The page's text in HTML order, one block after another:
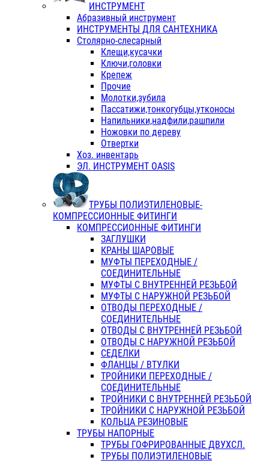
ИНСТРУМЕНТ
Абразивный инструмент
ИНСТРУМЕНТЫ ДЛЯ САНТЕХНИКА
Столярно-слесарный
Клещи,кусачки
Ключи,головки
Крепеж
Прочие
Молотки,зубила
Пассатижи,тонкогубцы,утконосы
Напильники,надфили,рашпили
Ножовки по дереву
Отвертки
Хоз. инвентарь
ЭЛ. ИНСТРУМЕНТ OASIS
ТРУБЫ ПОЛИЭТИЛЕНОВЫЕ-
КОМПРЕССИОННЫЕ ФИТИНГИ
КОМПРЕССИОННЫЕ ФИТИНГИ
ЗАГЛУШКИ
КРАНЫ ШАРОВЫЕ
МУФТЫ ПЕРЕХОДНЫЕ /
СОЕДИНИТЕЛЬНЫЕ
МУФТЫ С ВНУТРЕННЕЙ РЕЗЬБОЙ
МУФТЫ С НАРУЖНОЙ РЕЗЬБОЙ
ОТВОДЫ ПЕРЕХОДНЫЕ /
СОЕДИНИТЕЛЬНЫЕ
ОТВОДЫ С ВНУТРЕННЕЙ РЕЗЬБОЙ
ОТВОДЫ С НАРУЖНОЙ РЕЗЬБОЙ
СЕДЕЛКИ
ФЛАНЦЫ / ВТУЛКИ
ТРОЙНИКИ ПЕРЕХОДНЫЕ /
СОЕДИНИТЕЛЬНЫЕ
ТРОЙНИКИ С ВНУТРЕННЕЙ РЕЗЬБОЙ
ТРОЙНИКИ С НАРУЖНОЙ РЕЗЬБОЙ
КОЛЬЦА РЕЗИНОВЫЕ
ТРУБЫ НАПОРНЫЕ
ТРУБЫ ГОФРИРОВАННЫЕ ДВУХСЛ.
ТРУБЫ ПОЛИЭТИЛЕНОВЫЕ